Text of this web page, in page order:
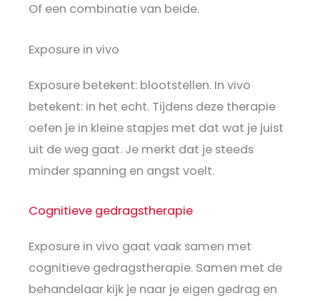
Of een combinatie van beide.
Exposure in vivo
Exposure betekent: blootstellen. In vivo
betekent: in het echt. Tijdens deze therapie
oefen je in kleine stapjes met dat wat je juist
uit de weg gaat. Je merkt dat je steeds
minder spanning en angst voelt.
Cognitieve gedragstherapie
Exposure in vivo gaat vaak samen met
cognitieve gedragstherapie. Samen met de
behandelaar kijk je naar je eigen gedrag en